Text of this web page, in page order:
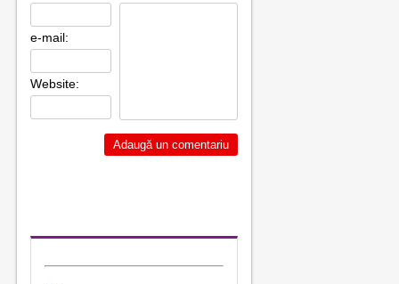
e-mail:
Website: